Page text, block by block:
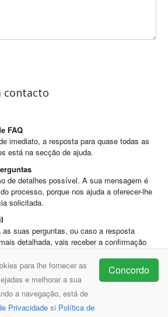
contacto
FAQ
imediato, a resposta para quase todas as
está na secção de ajuda.
de detalhes possível. A sua mensagem é
processo, porque nos ajuda a oferecer-lhe
solicitada.
suas perguntas, ou caso a resposta
detalhada, vais receber a confirmação
para lhe fornecer as
e melhorar a sua
a navegação, está de
Privacidadesi Política de
Concordo